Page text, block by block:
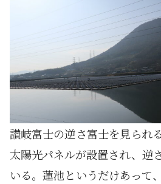
讃岐富士の逆さ富士を見られ
太陽光パネルが設置され、逆
いる。蓮池というだけあって